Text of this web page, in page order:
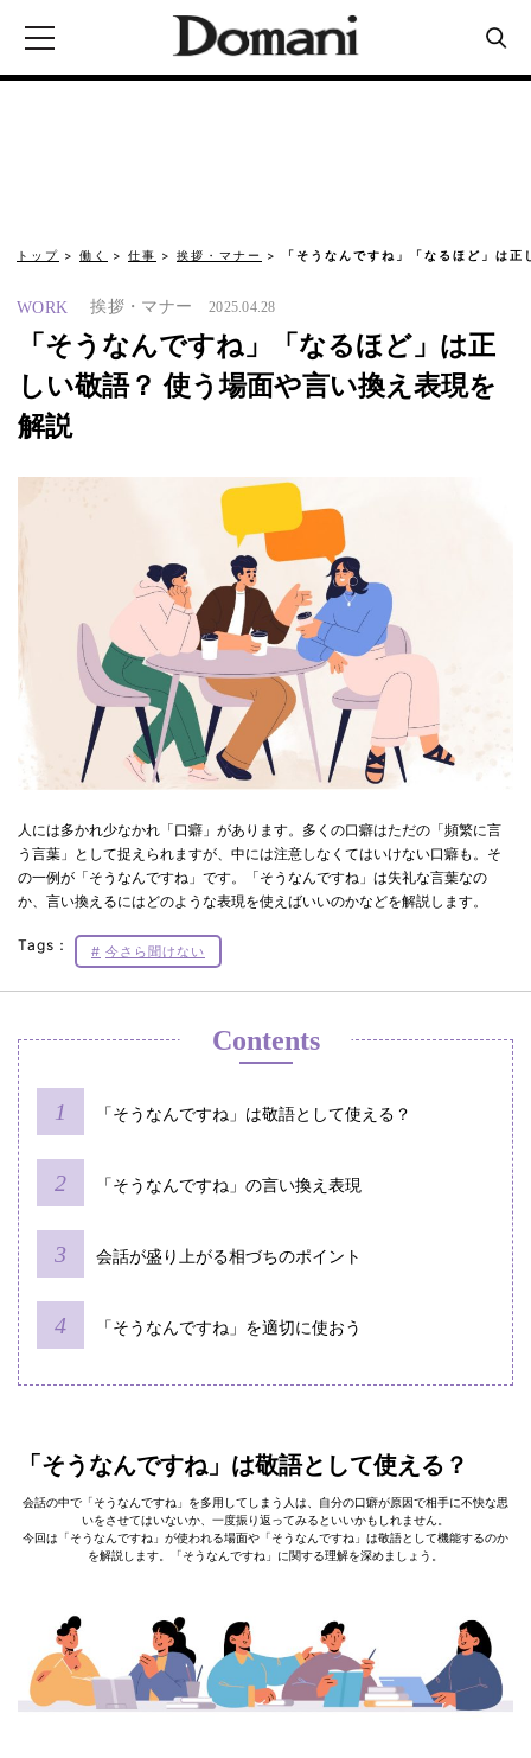
トップ 働く 仕事 挨拶・マナー 「そうなんですね」「なるほど」は
WORK 挨拶・マナー 2025.04.28
「そうなんですね」「なるほど」は正
しい敬語？ 使う場面や言い換え表現を
解説
人には多かれ少なかれ「口癖」があります。多くの口癖はただの「頻繁に言
う言葉」として捉えられますが、中には注意しなくてはいけない口癖も。そ
の一例が「そうなんですね」です。「そうなんですね」は失礼な言葉なの
か、言い換えるにはどのような表現を使えばいいのかなどを解説します。
Tags： 今さら聞けない
Contents
「そうなんですね」は敬語として使える？
「そうなんですね」の言い換え表現
会話が盛り上がる相づちのポイント
「そうなんですね」を適切に使おう
「そうなんですね」は敬語として使える？
会話の中で「そうなんですね」を多用してしまう人は、自分の口癖が原因で相手に不快な思
いをさせてはいないか、一度振り返ってみるといいかもしれません。
今回は「そうなんですね」が使われる場面や「そうなんですね」は敬語として機能するのか
を解説します。「そうなんですね」に関する理解を深めましょう。